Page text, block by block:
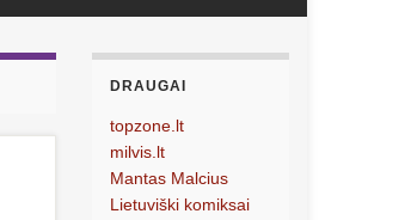
DRAUGAI
topzone.lt
milvis.lt
Mantas Malcius
Lietuviški komiksai